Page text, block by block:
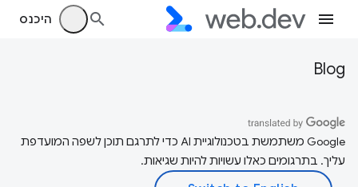
היכנס
Blog
‫Google משתמשת בטכנולוגיית AI כדי לתרגם תוכן לשפה המועדפת
עליך. בתרגומים כאלו עשויות להיות שגיאות.